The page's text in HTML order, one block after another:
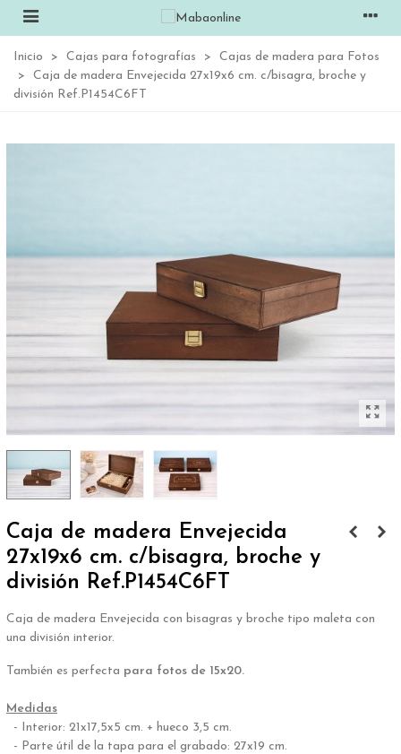
Inicio > Cajas para fotografías >
Cajas de madera para Fotos
>
Caja de madera Envejecida 27x19x6 cm. c/bisagra, broche y
división Ref.P1454C6FT
Caja de madera Envejecida
27x19x6 cm. c/bisagra, broche y
división Ref.P1454C6FT
Caja de madera Envejecida con bisagras y broche tipo maleta con
una división interior.
También es perfecta para fotos de 15x20.
Medidas
- Interior: 21x17,5x5 cm. + hueco 3,5 cm.
- Parte útil de la tapa para el grabado: 27x19 cm.